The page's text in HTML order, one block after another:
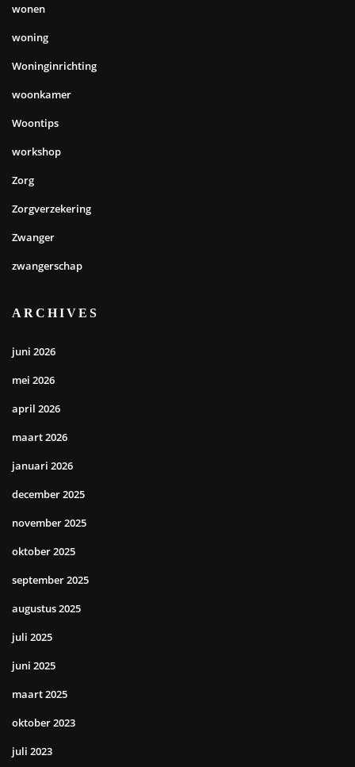
wonen
woning
Woninginrichting
woonkamer
Woontips
workshop
Zorg
Zorgverzekering
Zwanger
zwangerschap
ARCHIVES
juni 2026
mei 2026
april 2026
maart 2026
januari 2026
december 2025
november 2025
oktober 2025
september 2025
augustus 2025
juli 2025
juni 2025
maart 2025
oktober 2023
juli 2023